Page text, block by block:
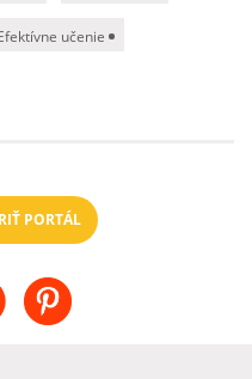
učenie
PORTÁL